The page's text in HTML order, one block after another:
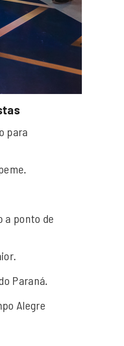
para
a ponto de
Paraná.
Alegre